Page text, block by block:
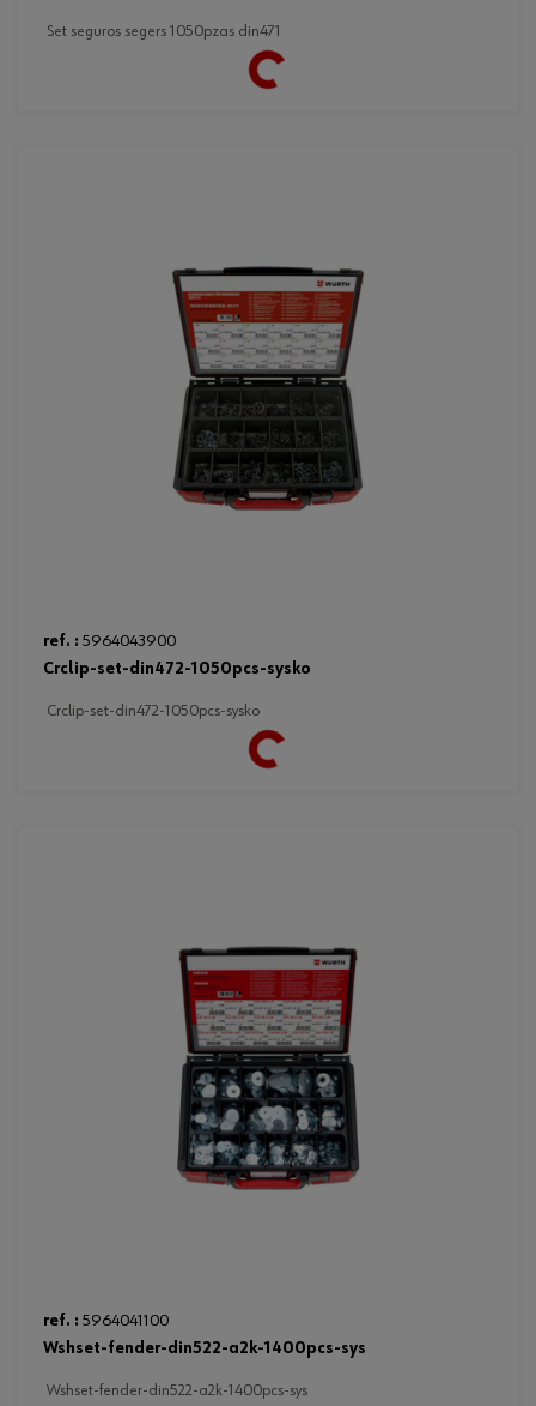
set seguros segers 1050pzas din471
Loading...
ref. : 5964043900
crclip-set-din472-1050pcs-sysko
crclip-set-din472-1050pcs-sysko
Loading...
ref. : 5964041100
wshset-fender-din522-a2k-1400pcs-sys
wshset-fender-din522-a2k-1400pcs-sys